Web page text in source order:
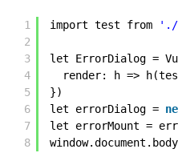
1
2
3
4
5
6
7
8
import test from './
let ErrorDialog =
render: h =>
})
let errorDialog =
let errorMount =